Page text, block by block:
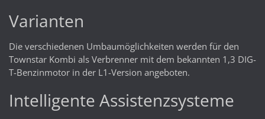
Varianten
Die verschiedenen Umbaumöglichkeiten werden für den
Townstar Kombi als Verbrenner mit dem bekannten 1,3 DIG-
T-Benzinmotor in der L1-Version angeboten.
Intelligente Assistenzsysteme